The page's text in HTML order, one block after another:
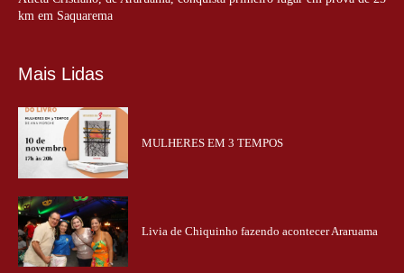
km em Saquarema
Mais Lidas
MULHERES EM 3 TEMPOS
Livia de Chiquinho fazendo acontecer Araruama